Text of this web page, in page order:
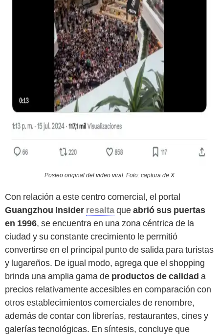
Posteo original del video viral. Foto: captura de X
Con relación a este centro comercial, el portal
Guangzhou Insider resaltaqueabrió sus puertas
en 1996, se encuentra en una zona céntrica de la
ciudad y su constante crecimiento le permitió
convertirse en el principal punto de salida para turistas
y lugareños. De igual modo, agrega que el shopping
brinda una amplia gama de productos de calidad a
precios relativamente accesibles en comparación con
otros establecimientos comerciales de renombre,
además de contar con librerías, restaurantes, cines y
galerías tecnológicas. En síntesis, concluye que